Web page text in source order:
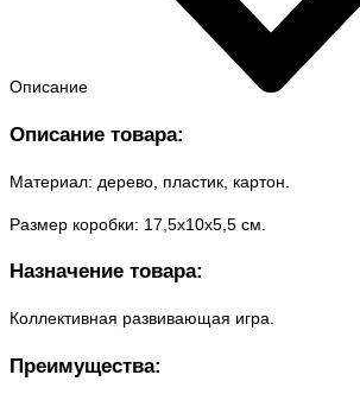
Описание
Описание товара:
Материал: дерево, пластик, картон.
Размер коробки: 17,5x10x5,5 см.
Назначение товара:
Коллективная развивающая игра.
Преимущества: